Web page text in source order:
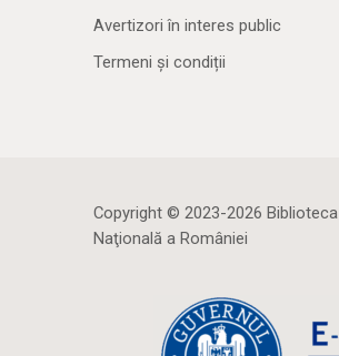
Avertizori în interes public
Termeni și condiții
Copyright © 2023-2026 Biblioteca
Naţională a României